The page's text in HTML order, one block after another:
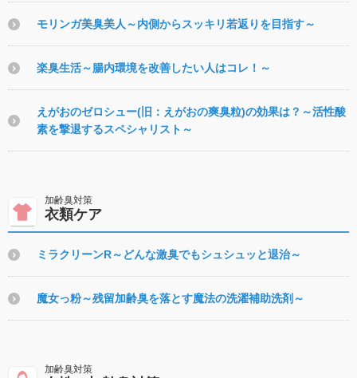
モリンガ美臭美人～内側からスッキリ若返りを目指す～
楽臭生活～腸内環境を改善したい人はコレ！～
えがおのゼロシュー(旧：えがおの爽臭粒)の効果は？～活性酸
素を撃退するスペシャリスト～
衣類ケア
ミラクリーンR～どんな激臭でもシュシュッと退治～
魔女っ粉～残留加齢臭を落とす魔法の洗濯補助洗剤～